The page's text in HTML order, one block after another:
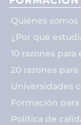
Quiénes somos
¿Por qué
10 razones
20 razones
Universidades
Formación
Política de